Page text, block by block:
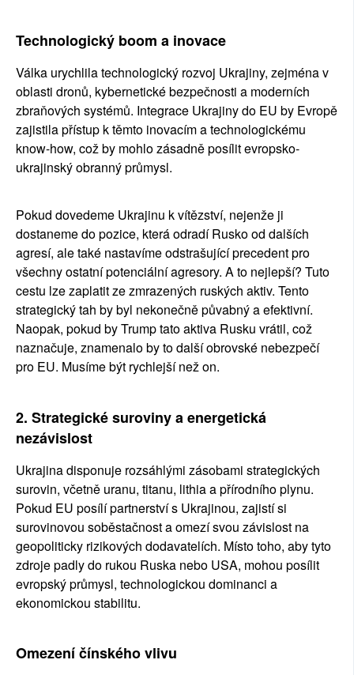
Technologický boom a inovace
Válka urychlila technologický rozvoj Ukrajiny, zejména v
oblasti dronů, kybernetické bezpečnosti a moderních
zbraňových systémů. Integrace Ukrajiny do EU by Evropě
zajistila přístup k těmto inovacím a technologickému
know-how, což by mohlo zásadně posílit evropsko-
ukrajinský obranný průmysl.
Pokud dovedeme Ukrajinu k vítězství, nejenže ji
dostaneme do pozice, která odradí Rusko od dalších
agresí, ale také nastavíme odstrašující precedent pro
všechny ostatní potenciální agresory. A to nejlepší? Tuto
cestu lze zaplatit ze zmrazených ruských aktiv. Tento
strategický tah by byl nekonečně půvabný a efektivní.
Naopak, pokud by Trump tato aktiva Rusku vrátil, což
naznačuje, znamenalo by to další obrovské nebezpečí
pro EU. Musíme být rychlejší než on.
2. Strategické suroviny a energetická
nezávislost
Ukrajina disponuje rozsáhlými zásobami strategických
surovin, včetně uranu, titanu, lithia a přírodního plynu.
Pokud EU posílí partnerství s Ukrajinou, zajistí si
surovinovou soběstačnost a omezí svou závislost na
geopoliticky rizikových dodavatelích. Místo toho, aby tyto
zdroje padly do rukou Ruska nebo USA, mohou posílit
evropský průmysl, technologickou dominanci a
ekonomickou stabilitu.
Omezení čínského vlivu